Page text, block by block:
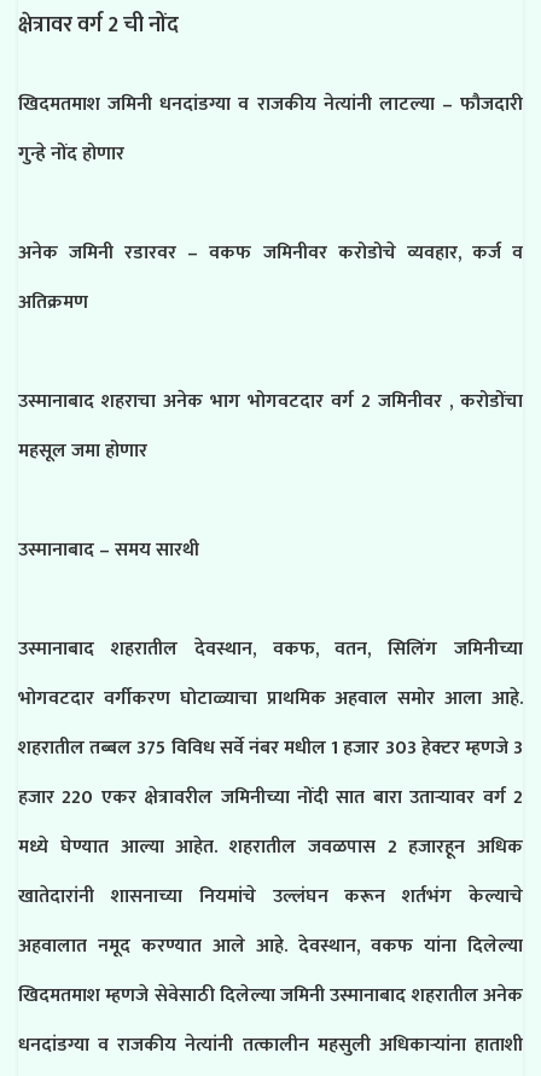
क्षेत्रावर वर्ग 2 ची नोंद
खिदमतमाश जमिनी धनदांडग्या व राजकीय नेत्यांनी लाटल्या – फौजदारी
गुन्हे नोंद होणार
अनेक जमिनी रडारवर – वकफ जमिनीवर करोडोचे व्यवहार, कर्ज व
अतिक्रमण
उस्मानाबाद शहराचा अनेक भाग भोगवटदार वर्ग 2 जमिनीवर , करोडोंचा
महसूल जमा होणार
उस्मानाबाद – समय सारथी
उस्मानाबाद शहरातील देवस्थान, वकफ, वतन, सिलिंग जमिनीच्या
भोगवटदार वर्गीकरण घोटाळ्याचा प्राथमिक अहवाल समोर आला आहे.
शहरातील तब्बल 375 विविध सर्वे नंबर मधील 1 हजार 303 हेक्टर म्हणजे 3
हजार 220 एकर क्षेत्रावरील जमिनीच्या नोंदी सात बारा उताऱ्यावर वर्ग 2
मध्ये घेण्यात आल्या आहेत. शहरातील जवळपास 2 हजारहून अधिक
खातेदारांनी शासनाच्या नियमांचे उल्लंघन करून शर्तभंग केल्याचे
अहवालात नमूद करण्यात आले आहे. देवस्थान, वकफ यांना दिलेल्या
खिदमतमाश म्हणजे सेवेसाठी दिलेल्या जमिनी उस्मानाबाद शहरातील अनेक
धनदांडग्या व राजकीय नेत्यांनी तत्कालीन महसुली अधिकाऱ्यांना हाताशी